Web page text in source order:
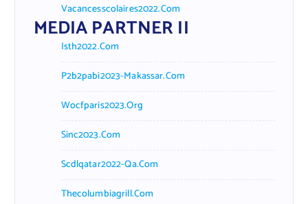
Vacancesscolaires2022.com
MEDIA PARTNER II
Isth2022.com
P2b2pabi2023-Makassar.com
Wocfparis2023.org
Sinc2023.com
Scdlqatar2022-Qa.com
Thecolumbiagrill.com